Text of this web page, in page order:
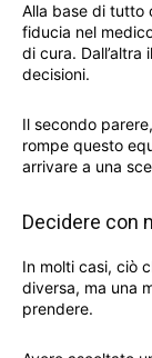
Alla base di tutto
fiducia nel
di cura.
decisioni.
Il secondo
rompe questo
arrivare a una
Decidere con
In molti casi, ciò
diversa, ma una
prendere.